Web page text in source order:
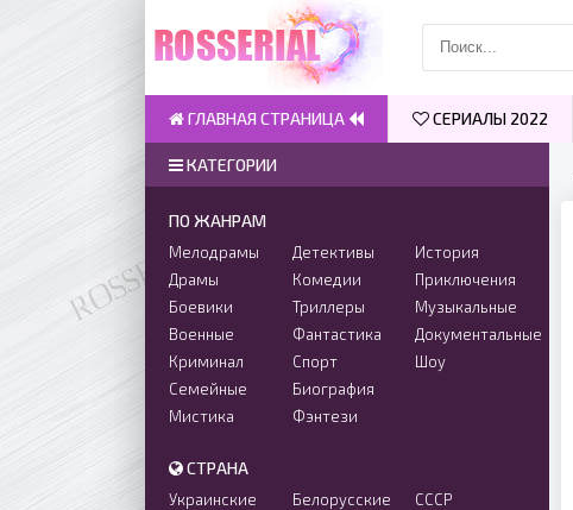
КАТЕГОРИИ
ПО ЖАНРАМ
Мелодрамы
Драмы
Боевики
Военные
Криминал
Семейные
Мистика
Детективы
Комедии
Триллеры
Фантастика
Спорт
Биография
Фэнтези
История
Приключения
Музыкальные
Документальные
Шоу
СТРАНА
Украинские Белорусские СССР
ГЛАВНАЯ СТРАНИЦА СЕРИАЛЫ 2022